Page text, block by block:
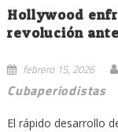
Hollywood
revolución
febrero 15, 2026
Cubaperiodistas
El rápido desarrollo